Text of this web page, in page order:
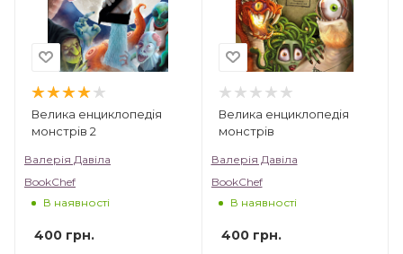
Велика енциклопедія
монстрів 2
Валерія Давіла
BookChef
В наявності
400 грн.
Велика енциклопедія
монстрів
Валерія Давіла
BookChef
В наявності
400грн.